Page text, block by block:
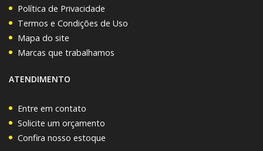
Política de Privacidade
Termos e Condições de Uso
Mapa do site
Marcas que trabalhamos
ATENDIMENTO
Entre em contato
Solicite um orçamento
Confira nosso estoque